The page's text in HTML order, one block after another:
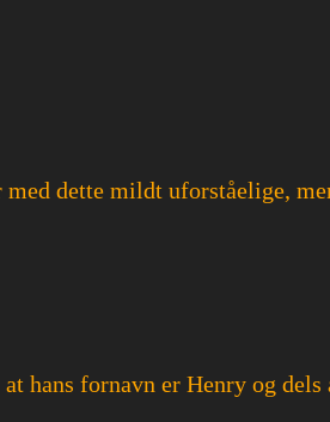
dette mildt uforståelige,
fornavn er Henry og dels